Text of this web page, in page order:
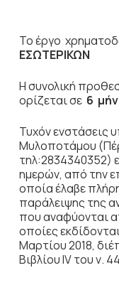
Το έργο
ΕΣΩΤΕΡΙΚΩΝ
Η συνολική
ορίζεται σε 6
Τυχόν ενστάσεις
Μυλοποτάμου
τηλ:2834340352)
ημερών, από την
οποία έλαβε
παράλειψης της
που αναφύονται
οποίες
Μαρτίου 2018,
Βιβλίου IV του ν.